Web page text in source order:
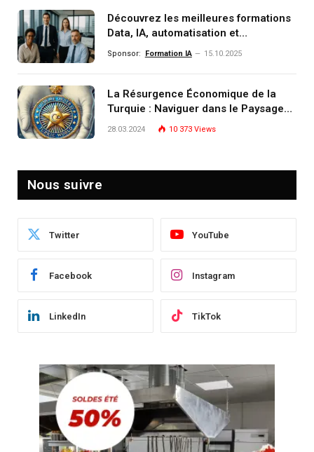
Découvrez les meilleures formations
Data, IA, automatisation et
investissement (gestion de
Sponsor: Formation IA 15.10.2025
La Résurgence Économique de la
Turquie : Naviguer dans le Paysage
Post-Crise
28.03.2024 10 373 Views
Nous suivre
Twitter YouTube
Facebook Instagram
LinkedIn TikTok